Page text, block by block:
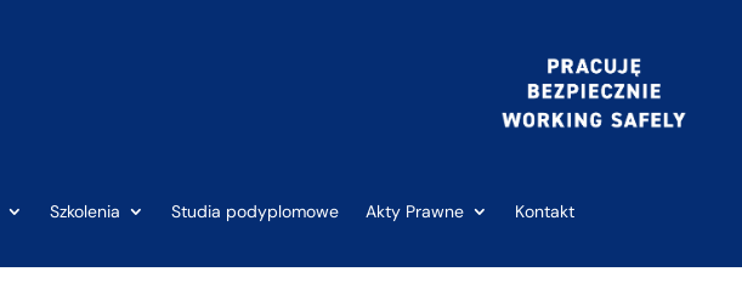
Szkolenia Studia podyplomowe Akty Prawne Kontakt